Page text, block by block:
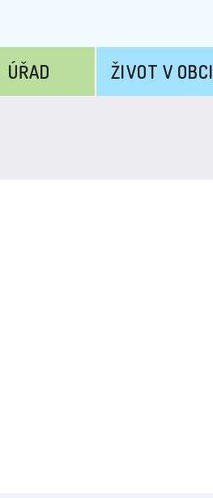
ÚŘAD ŽIVOT V OBCI